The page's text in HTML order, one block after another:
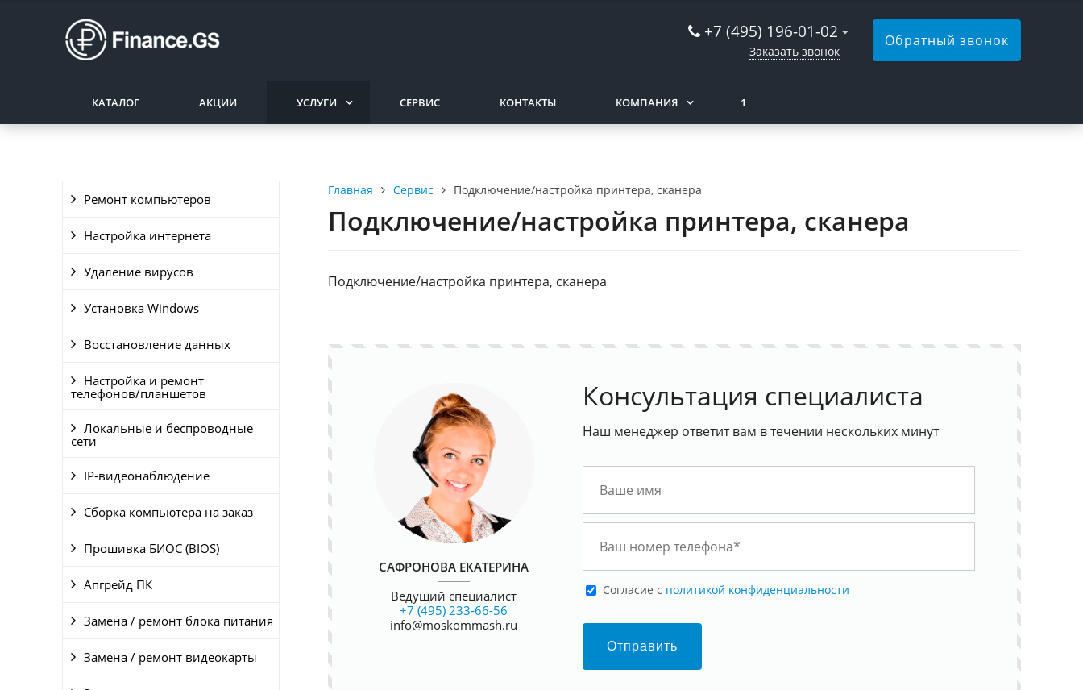
+7 (495) 196-01-02
Заказать звонок
Обратный звонок
КАТАЛОГ АКЦИИ УСЛУГИ СЕРВИС КОНТАКТЫ КОМПАНИЯ 1
Ремонт компьютеров
Настройка интернета
Удаление вирусов
Установка Windows
Восстановление данных
Настройка и ремонт
телефонов/планшетов
Локальные и беспроводные
сети
IP-видеонаблюдение
Сборка компьютера на заказ
Прошивка БИОС (BIOS)
Апгрейд ПК
Замена / ремонт блока питания
Замена / ремонт видеокарты
Главная Сервис Подключение/настройка принтера, сканера
Подключение/настройка принтера, сканера
Подключение/настройка принтера, сканера
САФРОНОВА ЕКАТЕРИНА
Ведущий специалист
+7 (495) 233-66-56
info@moskommash.ru
Консультация специалиста
Наш менеджер ответит вам в течении нескольких минут
Cогласие с политикой конфиденциальности
Отправить